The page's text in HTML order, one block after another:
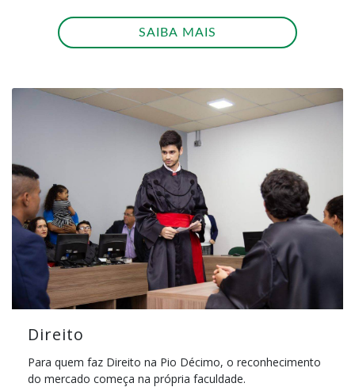
SAIBA MAIS
Direito
Para quem faz Direito na Pio Décimo, o reconhecimento
do mercado começa na própria faculdade.